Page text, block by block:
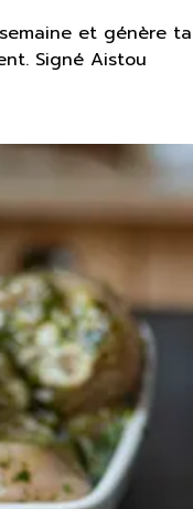
et génère ta
Signé Aistou